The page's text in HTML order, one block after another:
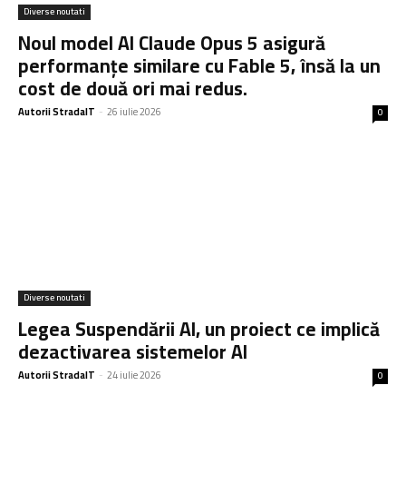
Diverse noutati
Noul model AI Claude Opus 5 asigură
performanțe similare cu Fable 5, însă la un
cost de două ori mai redus.
Autorii StradaIT - 26 iulie 2026 0
Diverse noutati
Legea Suspendării AI, un proiect ce implică
dezactivarea sistemelor AI
Autorii StradaIT - 24 iulie 2026 0